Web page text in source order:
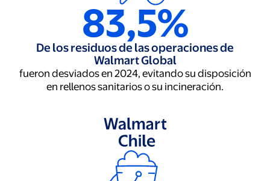
83,5%
De los residuos de las operaciones de
Walmart Global
fueron desviados en 2024, evitando su disposición
en rellenos sanitarios o su incineración.